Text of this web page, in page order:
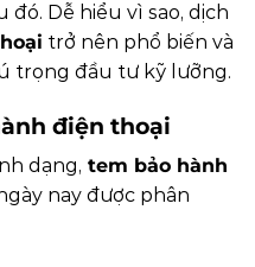
đó. Dễ hiểu vì sao, dịch
trở nên phổ biến và
trọng đầu tư kỹ lưỡng.
điện thoại
dạng, tem bảo hành
nay được phân